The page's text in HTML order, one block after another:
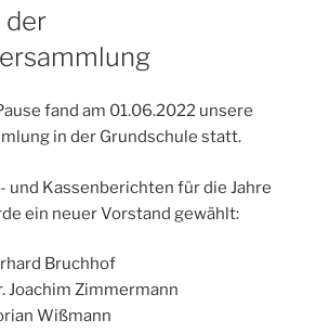
der
fand am 01.06.2022 unsere
in der Grundschule statt.
und Kassenberichten für die Jahre
ein neuer Vorstand gewählt:
Bruchhof
Joachim Zimmermann
Wißmann